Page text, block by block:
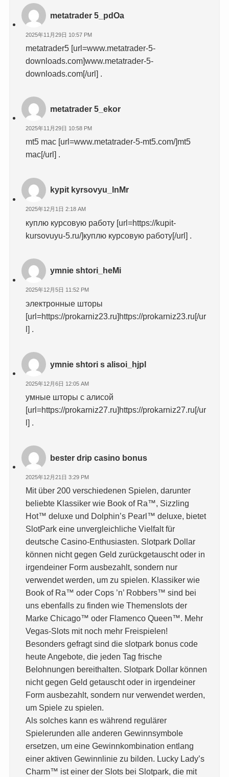
metatrader 5_pdOa
2025年11月29日 10:57 PM
metatrader5 [url=www.metatrader-5-
downloads.com]www.metatrader-5-
downloads.com[/url] .
metatrader 5_ekor
2025年11月29日 10:58 PM
mt5 mac [url=www.metatrader-5-mt5.com/]mt5
mac[/url] .
kypit kyrsovyu_lnMr
2025年12月1日 2:18 AM
куплю курсовую работу [url=https://kupit-
kursovuyu-5.ru/]куплю курсовую работу[/url] .
ymnie shtori_heMi
2025年12月5日 11:52 PM
электронные шторы
[url=https://prokarniz23.ru]https://prokarniz23.ru[/ur
l] .
ymnie shtori s alisoi_hjpl
2025年12月6日 12:05 AM
умные шторы с алисой
[url=https://prokarniz27.ru]https://prokarniz27.ru[/ur
l] .
bester drip casino bonus
2025年12月21日 3:29 PM
Mit über 200 verschiedenen Spielen, darunter
beliebte Klassiker wie Book of Ra™, Sizzling
Hot™ deluxe und Dolphin’s Pearl™ deluxe, bietet
SlotPark eine unvergleichliche Vielfalt für
deutsche Casino-Enthusiasten. Slotpark Dollar
können nicht gegen Geld zurückgetauscht oder in
irgendeiner Form ausbezahlt, sondern nur
verwendet werden, um zu spielen. Klassiker wie
Book of Ra™ oder Cops ’n’ Robbers™ sind bei
uns ebenfalls zu finden wie Themenslots der
Marke Chicago™ oder Flamenco Queen™. Mehr
Vegas-Slots mit noch mehr Freispielen!
Besonders gefragt sind die slotpark bonus code
heute Angebote, die jeden Tag frische
Belohnungen bereithalten. Slotpark Dollar können
nicht gegen Geld getauscht oder in irgendeiner
Form ausbezahlt, sondern nur verwendet werden,
um Spiele zu spielen.
Als solches kann es während regulärer
Spielerunden alle anderen Gewinnsymbole
ersetzen, um eine Gewinnkombination entlang
einer aktiven Gewinnlinie zu bilden. Lucky Lady’s
Charm™ ist einer der Slots bei Slotpark, die mit